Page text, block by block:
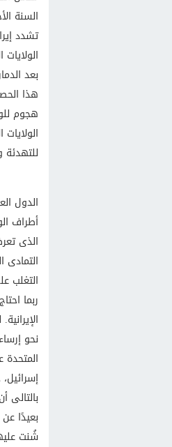
السنة
تشدد
بعد
هذا
هجوم
للتهدئة
الدول
أطراف
الذى
التغلب
ربما
نحو
المتحدة
بعيدًا
شُنت